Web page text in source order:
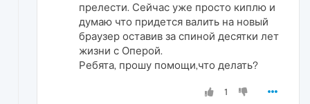
прелести. Сейчас уже просто киплю и
думаю что придется валить на новый
браузер оставив за спиной десятки лет
жизни с Оперой.
Ребята, прошу помощи,что делать?
1